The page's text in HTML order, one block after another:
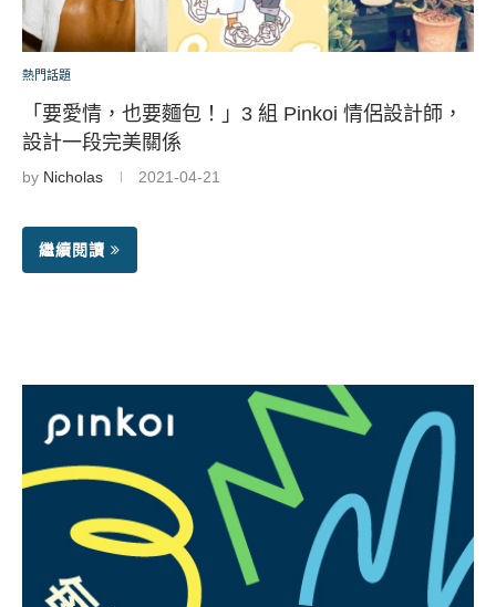
熱門話題
「要愛情，也要麵包！」3 組 Pinkoi 情侶設計師，
設計一段完美關係
by Nicholas 2021-04-21
繼續閱讀